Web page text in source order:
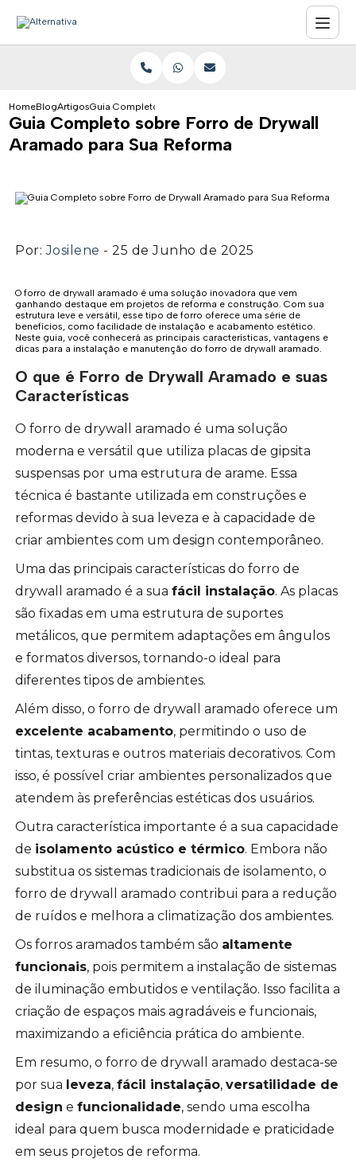
HomeBlogArtigosGuia Completo sobre Forro de Drywall Aramado para Sua
Guia Completo sobre Forro de Drywall
Aramado para Sua Reforma
Por:Josilene - 25 de Junho de 2025
O forro de drywall aramado é uma solução inovadora que vem
ganhando destaque em projetos de reforma e construção. Com sua
estrutura leve e versátil, esse tipo de forro oferece uma série de
benefícios, como facilidade de instalação e acabamento estético.
Neste guia, você conhecerá as principais características, vantagens e
dicas para a instalação e manutenção do forro de drywall aramado.
O que é Forro de Drywall Aramado e suas
Características
O forro de drywall aramado é uma solução
moderna e versátil que utiliza placas de gipsita
suspensas por uma estrutura de arame. Essa
técnica é bastante utilizada em construções e
reformas devido à sua leveza e à capacidade de
criar ambientes com um design contemporâneo.
Uma das principais características do forro de
drywall aramado é a suafácil instalação. As placas
são fixadas em uma estrutura de suportes
metálicos, que permitem adaptações em ângulos
e formatos diversos, tornando-o ideal para
diferentes tipos de ambientes.
Além disso, o forro de drywall aramado oferece um
excelente acabamento, permitindo o uso de
tintas, texturas e outros materiais decorativos. Com
isso, é possível criar ambientes personalizados que
atendem às preferências estéticas dos usuários.
Outra característica importante é a sua capacidade
de isolamento acústico e térmico. Embora não
substitua os sistemas tradicionais de isolamento, o
forro de drywall aramado contribui para a redução
de ruídos e melhora a climatização dos ambientes.
Os forros aramados também são altamente
funcionais, pois permitem a instalação de sistemas
de iluminação embutidos e ventilação. Isso facilita a
criação de espaços mais agradáveis e funcionais,
maximizando a eficiência prática do ambiente.
Em resumo, o forro de drywall aramado destaca-se
por sua leveza,fácil instalação,versatilidade de
design efuncionalidade, sendo uma escolha
ideal para quem busca modernidade e praticidade
em seus projetos de reforma.